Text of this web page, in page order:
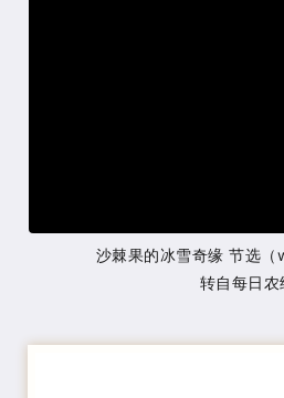
沙棘果的冰雪奇缘 节选（
转自每日农